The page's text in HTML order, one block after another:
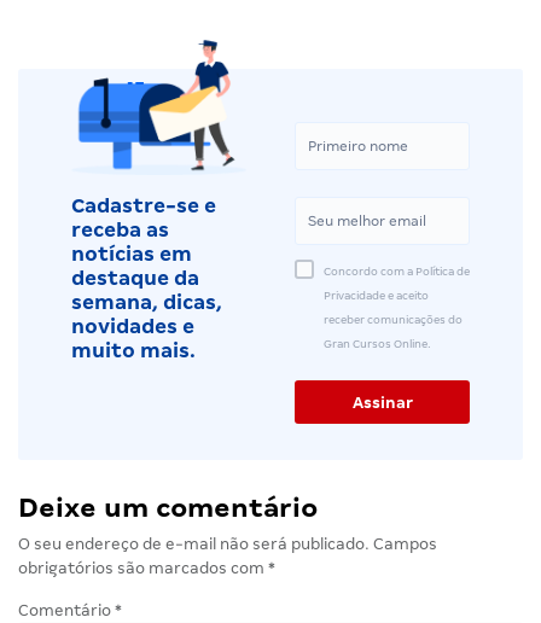
Cadastre-se e
receba as
notícias em
destaque da
semana, dicas,
novidades e
muito mais.
Concordo com a Política de
Privacidade e aceito
receber comunicações do
Gran Cursos Online.
Deixe um comentário
O seu endereço de e-mail não será publicado. Campos
obrigatórios são marcados com *
Comentário *